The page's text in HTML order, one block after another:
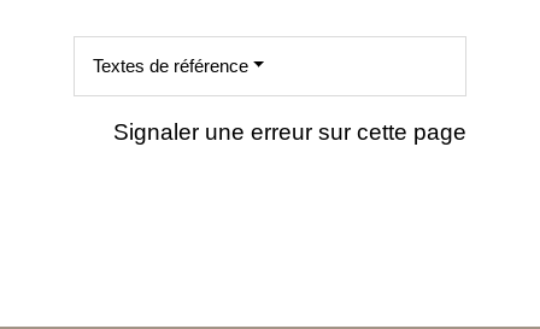
Textes de référence
Signaler une erreur sur cette page